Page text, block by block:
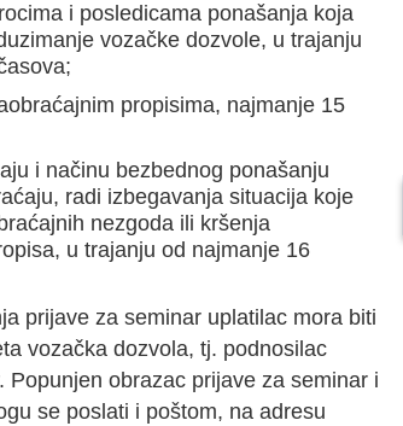
i posledicama ponašanja koja
vozačke dozvole, u trajanju
propisima, najmanje 15
i načinu bezbednog ponašanju
radi izbegavanja situacija koje
nezgoda ili kršenja
u trajanju od najmanje 16
prijave za seminar uplatilac mora biti
vozačka dozvola, tj. podnosilac
Popunjen obrazac prijave za seminar i
se poslati i poštom, na adresu